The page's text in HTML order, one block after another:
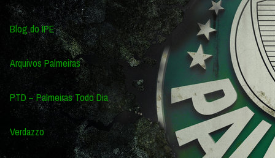
Blog do IPE
Arquivos Palmeiras
PTD – Palmeiras Todo Dia
Verdazzo